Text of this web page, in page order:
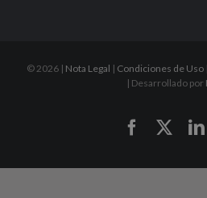
©2026 | Nota Legal | Condiciones de Uso|
| Desarrollado por
Facebook